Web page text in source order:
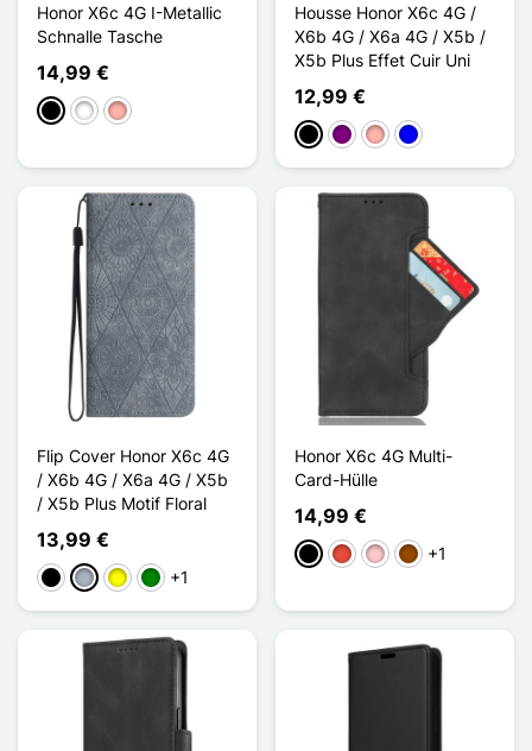
Honor X6c 4G I-Metallic
Schnalle Tasche
14,99 €
Schwarz
WeißRoségold
Housse Honor X6c 4G /
X6b 4G / X6a 4G / X5b /
X5b Plus Effet Cuir Uni
12,99 €
Schwarz
ViolettRoségold
Blau
Flip Cover Honor X6c 4G
/ X6b 4G / X6a 4G / X5b
/ X5b Plus Motif Floral
13,99 €
Schwarz
GrauGelbGrün+1
Honor X6c 4G Multi-
Card-Hülle
14,99 €
Schwarz
Rot PinkBraun
+1